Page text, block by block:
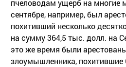
пчеловодам ущерб на многие
сентябре, например, был
похитивший несколько
на сумму 364,5 тыс. долл. на
это же время были
злоумышленника, похитившие